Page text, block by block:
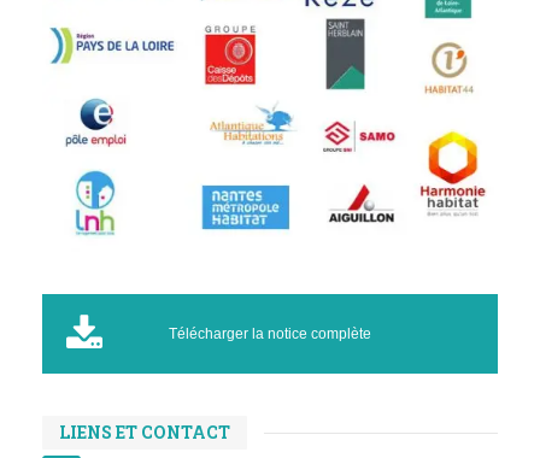
Télécharger la notice complète
LIENS ET CONTACT